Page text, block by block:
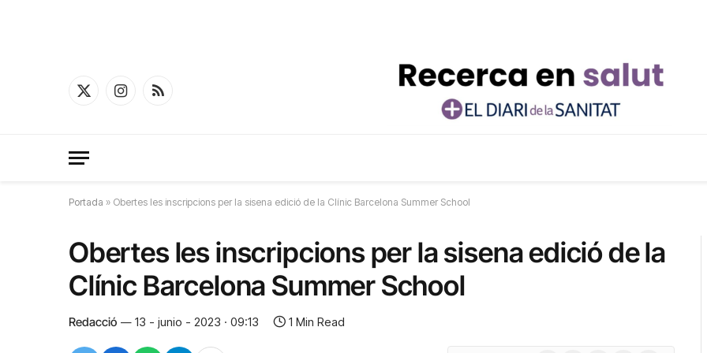
X
InstagramRSS
Portada » Obertes les inscripcions per la sisena edició de la Clínic Barcelona Summer School
Obertes les inscripcions per la sisena edició de la
Clínic Barcelona Summer School
Redacció 13 - junio - 2023 · 09:13 1 Min Read